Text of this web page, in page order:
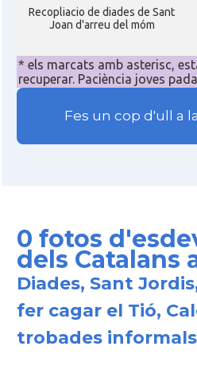
Recopliacio de diades de Sant
Joan d'arreu del móm
* els marcats amb asterisc,
recuperar. Paciència joves
Fes un cop d'ull a
0 fotos
dels Catalans
Diades, Sant
fer cagar el Tió,
trobades